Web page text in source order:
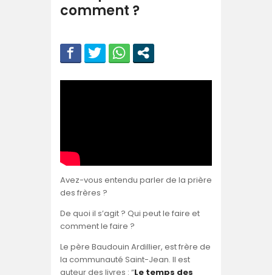
comment ?
Avez-vous entendu parler de la prière
des frères ?
De quoi il s’agit ? Qui peut le faire et
comment le faire ?
Le père Baudouin Ardillier, est frère de
la communauté Saint-Jean. Il est
auteur des livres : “Le temps des